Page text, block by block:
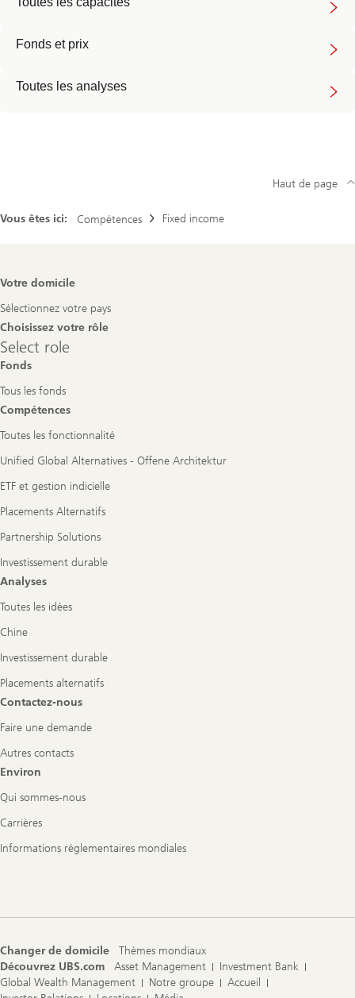
Fonds et prix
Toutes les analyses
Vous êtes ici: Compétences Fixed income
Haut de page
Footer
Votre domicile
Sélectionnez votre pays
Choisissez votre rôle
Select
role
Select role
Fonds
Tous les fonds
Compétences
Toutes les fonctionnalité
Unified Global Alternatives - Offene Architektur
ETF et gestion indicielle
Placements Alternatifs
Partnership Solutions
Investissement durable
Analyses
Toutes les idées
Chine
Investissement durable
Placements alternatifs
Contactez-nous
Faire une demande
Autres contacts
Environ
Qui sommes-nous
Carrières
Informations réglementaires mondiales
Changer de domicile
Thèmes mondiaux
Découvrez UBS.com
Asset Management
Investment Bank
Global Wealth Management
Notre groupe
Accueil